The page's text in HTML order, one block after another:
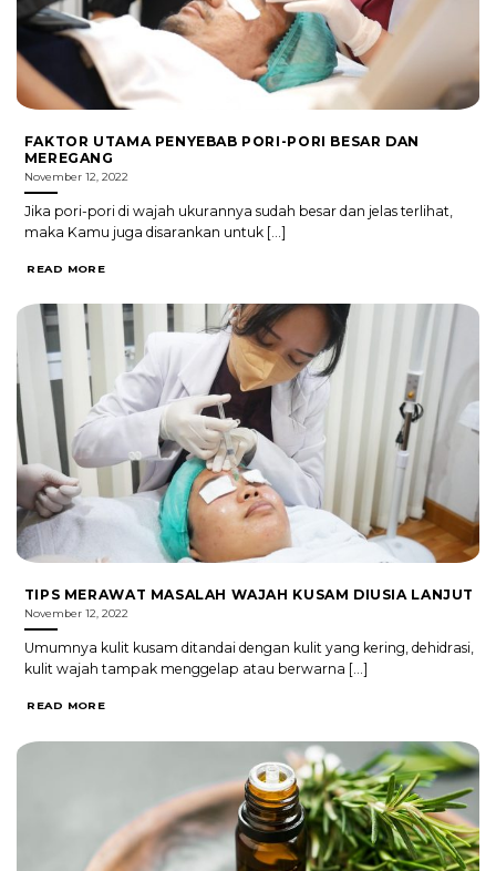
FAKTOR UTAMA PENYEBAB PORI-PORI BESAR DAN
MEREGANG
November 12, 2022
Jika pori-pori di wajah ukurannya sudah besar dan jelas terlihat,
maka Kamu juga disarankan untuk [...]
READ MORE
TIPS MERAWAT MASALAH WAJAH KUSAM DIUSIA LANJUT
November 12, 2022
Umumnya kulit kusam ditandai dengan kulit yang kering, dehidrasi,
kulit wajah tampak menggelap atau berwarna [...]
READ MORE